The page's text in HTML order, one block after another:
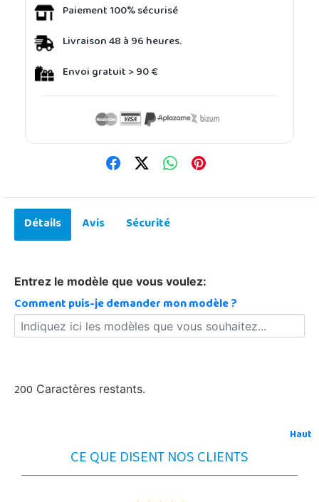
Paiement 100% sécurisé
Livraison 48 à 96 heures.
Envoi gratuit > 90 €
Détails Avis Sécurité
Entrez le modèle que vous voulez:
Comment puis-je demander mon modèle ?
200 Caractères restants.
Haut
CE QUE DISENT NOS CLIENTS